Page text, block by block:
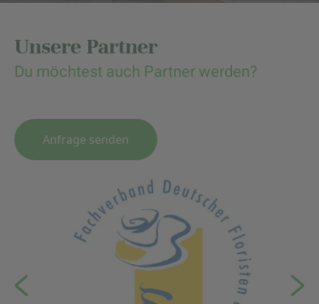
Unsere Partner
Du möchtest auch Partner werden?
Anfrage senden